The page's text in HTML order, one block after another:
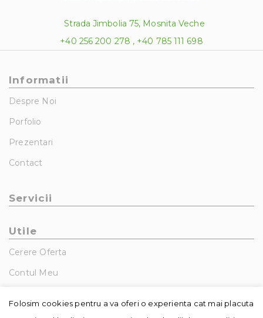
Strada Jimbolia 75, Mosnita Veche
+40 256 200 278 , +40 785 111 698
Informatii
Despre Noi
Porfolio
Prezentari
Contact
Servicii
Utile
Cerere Oferta
Contul Meu
Folosim cookies pentru a va oferi o experienta cat mai placuta